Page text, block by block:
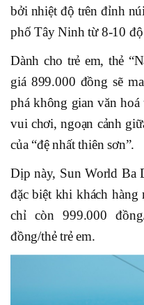
bởi nhiệt độ trên đỉnh
phố Tây Ninh từ 8-10
Dành cho trẻ em, thẻ
giá 899.000 đồng sẽ
phá không gian văn
vui chơi, ngoạn cảnh
của “đệ nhất thiên sơn”.
Dịp này, Sun World Ba
đặc biệt khi khách
chỉ còn 999.000
đồng/thẻ trẻ em.